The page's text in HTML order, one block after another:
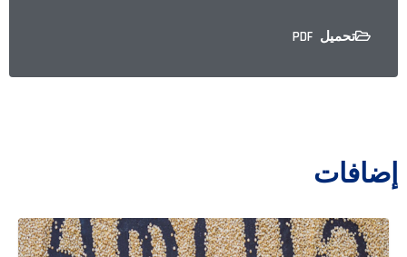
تحميل PDF
إضافات